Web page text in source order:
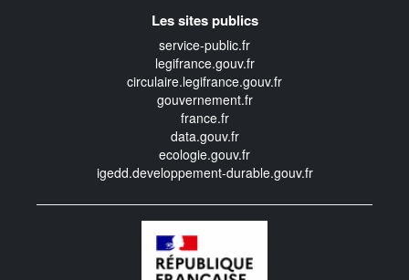
Les sites publics
service-public.fr
legifrance.gouv.fr
circulaire.legifrance.gouv.fr
gouvernement.fr
france.fr
data.gouv.fr
ecologie.gouv.fr
igedd.developpement-durable.gouv.fr